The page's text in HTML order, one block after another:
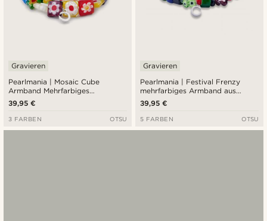
Pearlmania | Mosaic Cube
Armband Mehrfarbiges
Glasperlen-Set
Gravieren
39,95 €
3 FARBEN OTSU
Pearlmania | Festival Frenzy
mehrfarbiges Armband aus
Glasperlen
Gravieren
39,95 €
5 FARBEN OTSU